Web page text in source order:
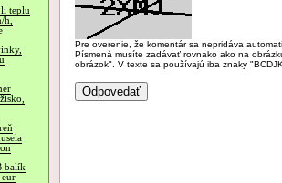
teplu
balík
eur
Pre overenie, že komentár sa nepridáva
Písmená musíte zadávať rovnako ako na
obrázok". V texte sa používajú iba znaky